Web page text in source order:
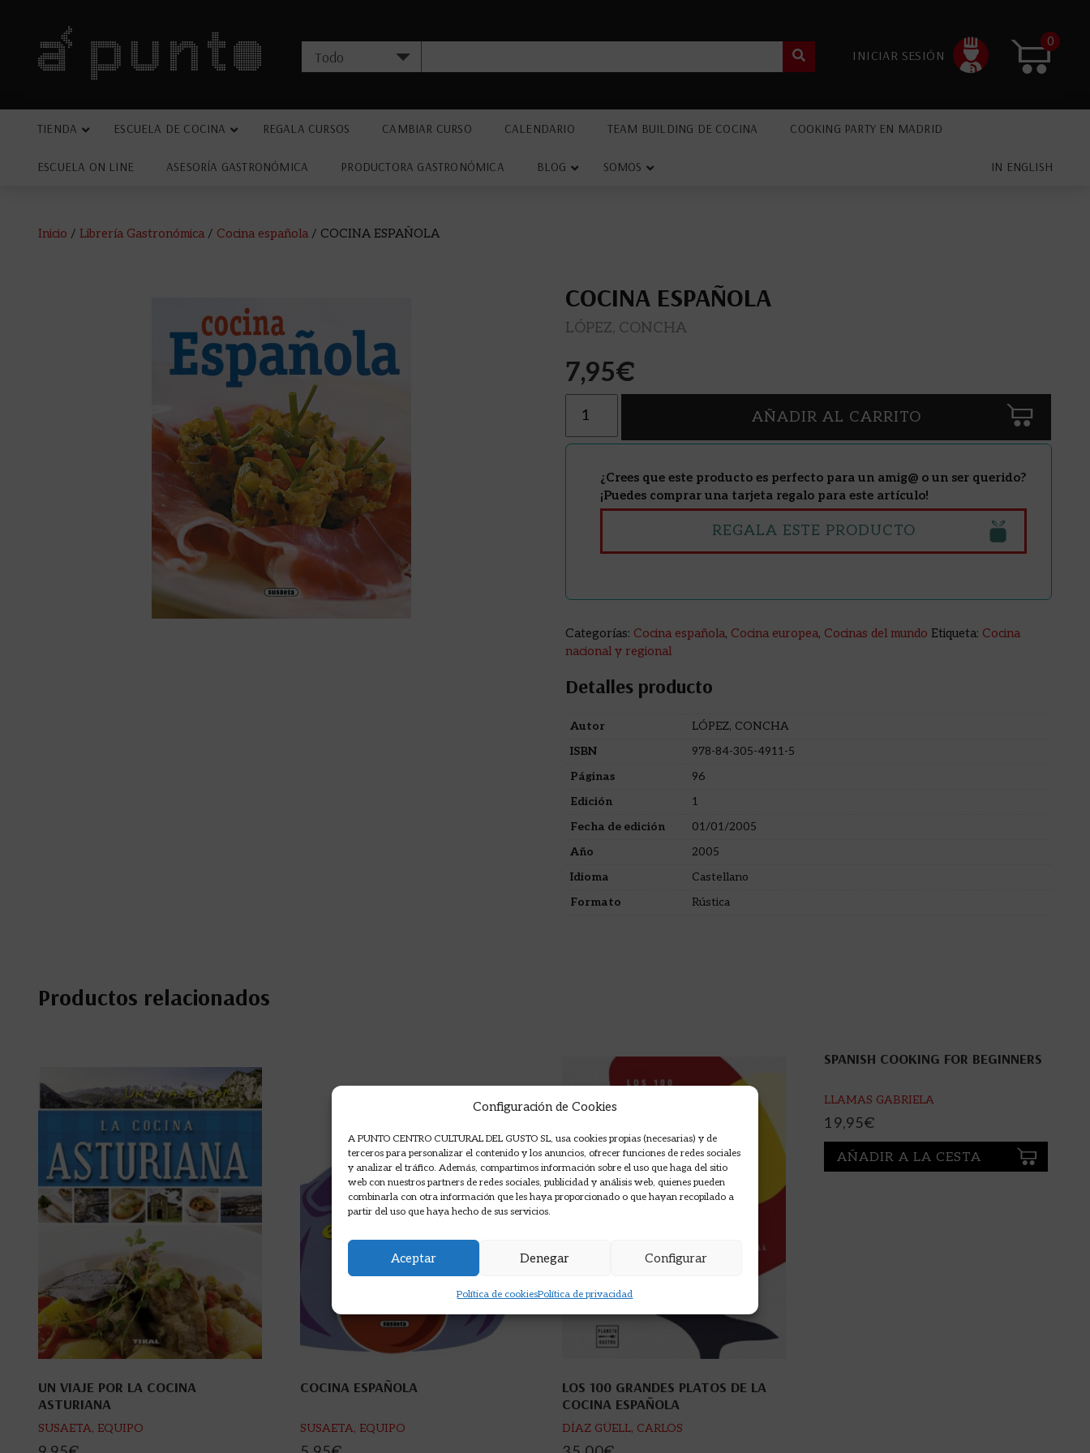
Configuración de Cookies
A PUNTO CENTRO CULTURAL DEL GUSTO SL, usa cookies propias (necesarias) y de
terceros para personalizar el contenido y los anuncios, ofrecer funciones de redes sociales
y analizar el tráfico. Además, compartimos información sobre el uso que haga del sitio
web con nuestros partners de redes sociales, publicidad y análisis web, quienes pueden
combinarla con otra información que les haya proporcionado o que hayan recopilado a
partir del uso que haya hecho de sus servicios.
Aceptar Denegar Configurar
Política de cookiesPolítica de privacidad
INICIAR SESIÓN
0
TIENDA ESCUELA DE COCINA REGALA CURSOS CAMBIAR CURSO CALENDARIO TEAM BUILDING DE COCINA COOKING PARTY EN MADRID
ESCUELA ON LINE ASESORÍA GASTRONÓMICA PRODUCTORA GASTRONÓMICA BLOG SOMOS IN ENGLISH
Inicio / Librería Gastronómica / Cocina española / COCINA ESPAÑOLA
COCINA ESPAÑOLA
LÓPEZ, CONCHA
7,95€
AÑADIR AL CARRITO
¿Crees que este producto es perfecto para un amig@ o un ser querido?
¡Puedes comprar una tarjeta regalo para este artículo!
REGALA ESTE PRODUCTO
Categorías: Cocina española, Cocina europea, Cocinas del mundo Etiqueta: Cocina
nacional y regional
Detalles producto
Autor
LÓPEZ, CONCHA
ISBN
978-84-305-4911-5
Páginas
96
Edición
1
Fecha de edición
01/01/2005
Año
2005
Idioma
Castellano
Formato
Rústica
Productos relacionados
UN VIAJE POR LA COCINA
ASTURIANA
SUSAETA, EQUIPO
COCINA ESPAÑOLA
SUSAETA, EQUIPO
LOS 100 GRANDES PLATOS DE LA
COCINA ESPAÑOLA
DÍAZ GÜELL, CARLOS
SPANISH COOKING FOR BEGINNERS
LLAMAS GABRIELA
19,95€
AÑADIR A LA CESTA